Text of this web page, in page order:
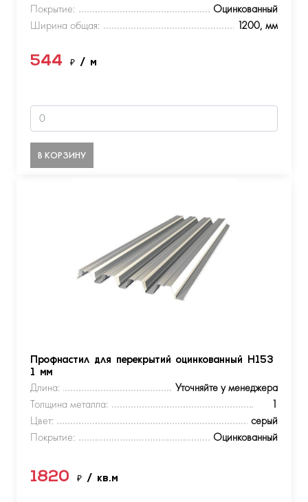
Покрытие:
Оцинкованный
Ширина общая:
1200, мм
544 ₽ / м
В КОРЗИНУ
Профнастил для перекрытий оцинкованный Н153
1 мм
Длина:
Уточняйте у менеджера
Толщина металла:
1
Цвет:
серый
Покрытие:
Оцинкованный
1820 ₽ / кв.м